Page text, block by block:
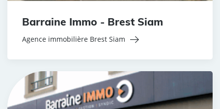
Barraine Immo - Brest Siam
Agence immobilière Brest Siam